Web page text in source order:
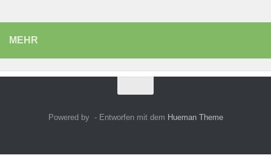
MEHR
Powered by - Entworfen mit dem Hueman Theme